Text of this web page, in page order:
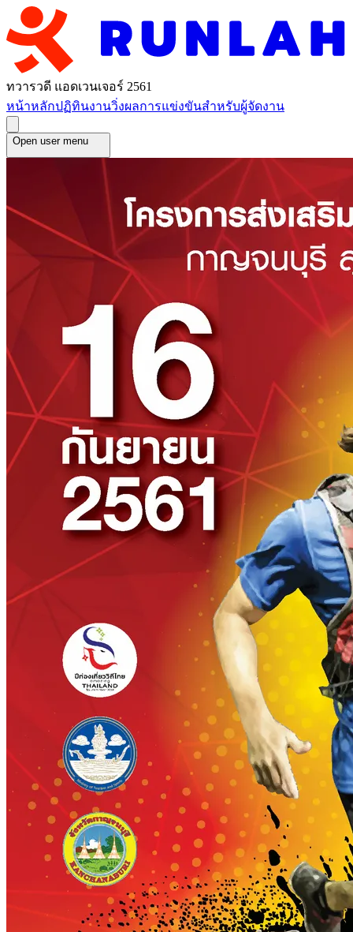
ทวารวดี แอดเวนเจอร์ 2561
หน้าหลักปฏิทินงานวิ่งผลการแข่งขันสำหรับผู้จัดงาน
Open user menu